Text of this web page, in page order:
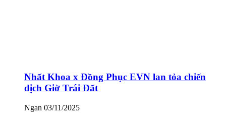
Nhất Khoa x Đồng Phục EVN lan tỏa chiến
dịch Giờ Trái Đất
Ngan 03/11/2025